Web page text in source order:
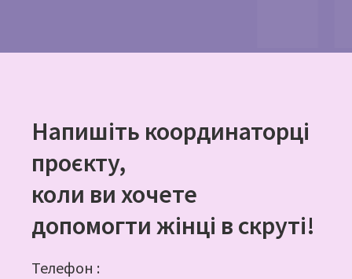
Напишіть координаторці
проєкту,
коли ви хочете
допомогти жінці в скруті!
Телефон :